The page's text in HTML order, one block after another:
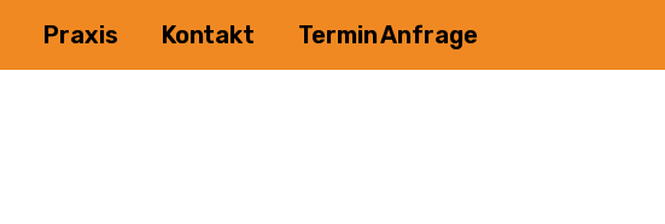
Praxis Kontakt Termin Anfrage